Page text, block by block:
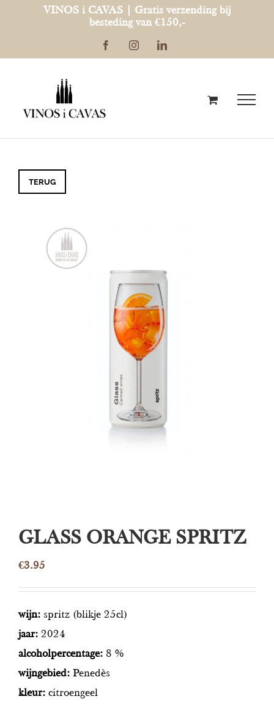
VINOS i CAVAS | Gratis verzending bij
besteding van €150,-
FacebookInstagramLinkedIn
TERUG
GLASS ORANGE SPRITZ
€3.95
wijn: spritz (blikje 25cl)
jaar: 2024
alcoholpercentage: 8 %
wijngebied: Penedès
kleur: citroengeel